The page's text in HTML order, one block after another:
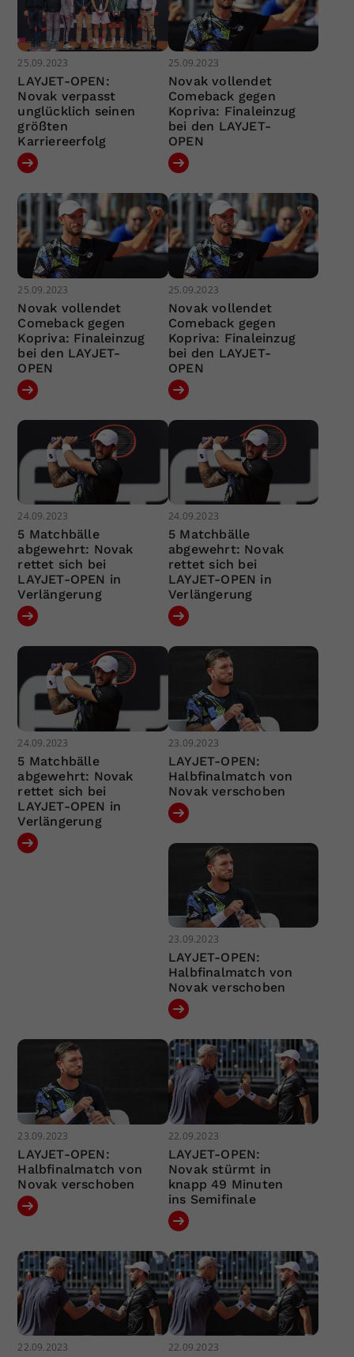
25.09.2023
LAYJET-OPEN:
Novak verpasst
unglücklich seinen
größten
Karriereerfolg
25.09.2023
Novak vollendet
Comeback gegen
Kopriva: Finaleinzug
bei den LAYJET-
OPEN
25.09.2023
Novak vollendet
Comeback gegen
Kopriva: Finaleinzug
bei den LAYJET-
OPEN
25.09.2023
Novak vollendet
Comeback gegen
Kopriva: Finaleinzug
bei den LAYJET-
OPEN
24.09.2023
5 Matchbälle
abgewehrt: Novak
rettet sich bei
LAYJET-OPEN in
Verlängerung
24.09.2023
5 Matchbälle
abgewehrt: Novak
rettet sich bei
LAYJET-OPEN in
Verlängerung
24.09.2023
5 Matchbälle
abgewehrt: Novak
rettet sich bei
LAYJET-OPEN in
Verlängerung
23.09.2023
LAYJET-OPEN:
Halbfinalmatch von
Novak verschoben
23.09.2023
LAYJET-OPEN:
Halbfinalmatch von
Novak verschoben
23.09.2023
LAYJET-OPEN:
Halbfinalmatch von
Novak verschoben
22.09.2023
LAYJET-OPEN:
Novak stürmt in
knapp 49 Minuten
ins Semifinale
22.09.2023 22.09.2023